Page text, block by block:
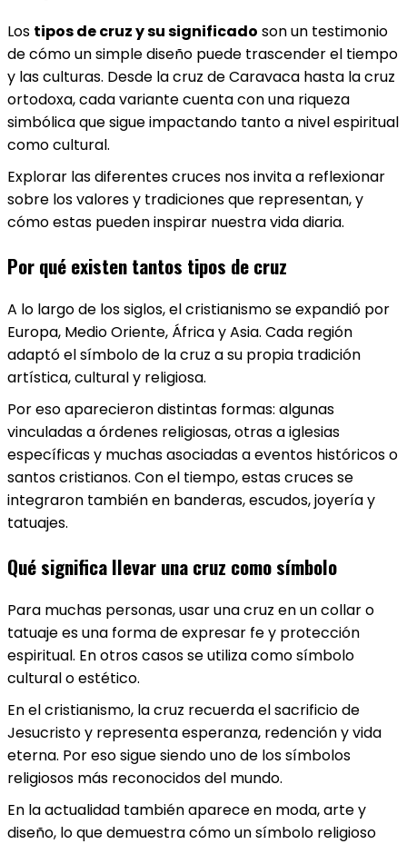
Los tipos de cruz y su significado son un testimonio
de cómo un simple diseño puede trascender el tiempo
y las culturas. Desde la cruz de Caravaca hasta la cruz
ortodoxa, cada variante cuenta con una riqueza
simbólica que sigue impactando tanto a nivel espiritual
como cultural.
Explorar las diferentes cruces nos invita a reflexionar
sobre los valores y tradiciones que representan, y
cómo estas pueden inspirar nuestra vida diaria.
Por qué existen tantos tipos de cruz
A lo largo de los siglos, el cristianismo se expandió por
Europa, Medio Oriente, África y Asia. Cada región
adaptó el símbolo de la cruz a su propia tradición
artística, cultural y religiosa.
Por eso aparecieron distintas formas: algunas
vinculadas a órdenes religiosas, otras a iglesias
específicas y muchas asociadas a eventos históricos o
santos cristianos. Con el tiempo, estas cruces se
integraron también en banderas, escudos, joyería y
tatuajes.
Qué significa llevar una cruz como símbolo
Para muchas personas, usar una cruz en un collar o
tatuaje es una forma de expresar fe y protección
espiritual. En otros casos se utiliza como símbolo
cultural o estético.
En el cristianismo, la cruz recuerda el sacrificio de
Jesucristo y representa esperanza, redención y vida
eterna. Por eso sigue siendo uno de los símbolos
religiosos más reconocidos del mundo.
En la actualidad también aparece en moda, arte y
diseño, lo que demuestra cómo un símbolo religioso